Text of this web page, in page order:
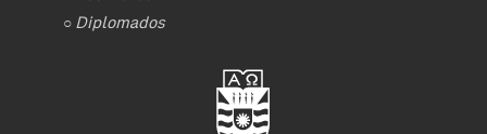
○ Diplomados